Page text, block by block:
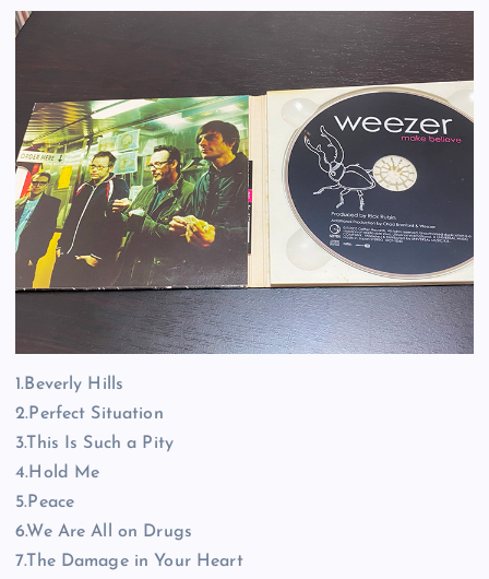
1.Beverly Hills
2.Perfect Situation
3.This Is Such a Pity
4.Hold Me
5.Peace
6.We Are All on Drugs
7.The Damage in Your Heart